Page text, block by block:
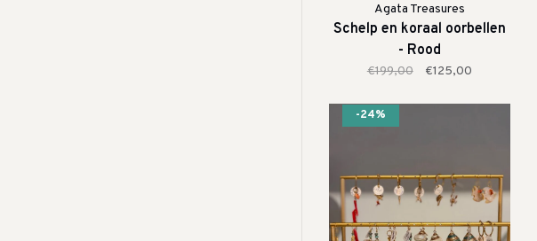
Agata Treasures
Schelp en koraal oorbellen
- Rood
€199,00 €125,00
-24%